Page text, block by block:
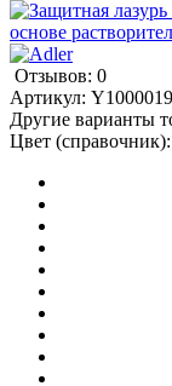
Отзывов: 0
Артикул:
Другие варианты
Цвет (справочник):